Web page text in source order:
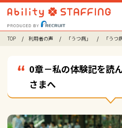
TOP 利用者の声 「うつ病」 「う
0章－私の体験記を読
さまへ